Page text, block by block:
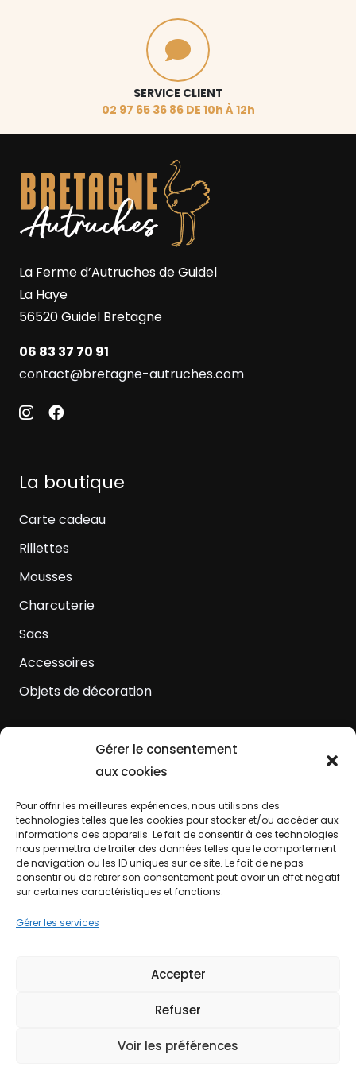
Gérer le consentement
aux cookies
Pour offrir les meilleures expériences, nous utilisons des
technologies telles que les cookies pour stocker et/ou accéder aux
informations des appareils. Le fait de consentir à ces technologies
nous permettra de traiter des données telles que le comportement
de navigation ou les ID uniques sur ce site. Le fait de ne pas
consentir ou de retirer son consentement peut avoir un effet négatif
sur certaines caractéristiques et fonctions.
Gérer les services
Accepter
Refuser
Voir les préférences
SERVICE CLIENT
02 97 65 36 86 DE 10h À 12h
La Ferme d’Autruches de Guidel
La Haye
56520 Guidel Bretagne
06 83 37 70 91
contact@bretagne-autruches.com
La boutique
Carte cadeau
Rillettes
Mousses
Charcuterie
Sacs
Accessoires
Objets de décoration
La ferme
Espace professionnel
Informations